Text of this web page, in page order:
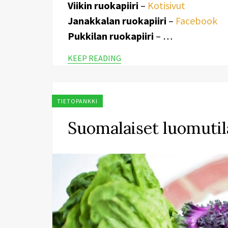
Viikin ruokapiiri – Kotisivut
Janakkalan ruokapiiri – Facebook
Pukkilan ruokapiiri – …
KEEP READING
TIETOPANKKI
Suomalaiset